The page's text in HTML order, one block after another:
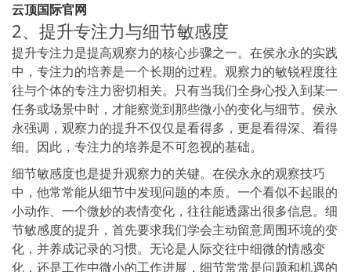
云顶国际官网
2、提升专注力与细节敏感度
提升专注力是提高观察力的核心步骤之一。在侯永永的实践
中，专注力的培养是一个长期的过程。观察力的敏锐程度往
往与个体的专注力密切相关。只有当我们全身心投入到某一
任务或场景中时，才能察觉到那些微小的变化与细节。侯永
永强调，观察力的提升不仅仅是看得多，更是看得深、看得
细。因此，专注力的培养是不可忽视的基础。
细节敏感度也是提升观察力的关键。在侯永永的观察技巧
中，他常常能从细节中发现问题的本质。一个看似不起眼的
小动作、一个微妙的表情变化，往往能透露出很多信息。细
节敏感度的提升，首先要求我们学会主动留意周围环境的变
化，并养成记录的习惯。无论是人际交往中细微的情感变
化，还是工作中微小的工作进展，细节常常是问题和机遇的